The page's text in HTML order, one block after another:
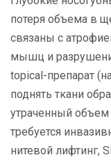
потеря объема в
связаны с
мышц и
topical-препарат
поднять ткани
утраченный
требуется
нитевой лифтинг,